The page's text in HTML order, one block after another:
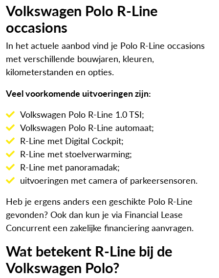
Volkswagen Polo R-Line
occasions
In het actuele aanbod vind je Polo R-Line occasions
met verschillende bouwjaren, kleuren,
kilometerstanden en opties.
Veel voorkomende uitvoeringen zijn:
Volkswagen Polo R-Line 1.0 TSI;
Volkswagen Polo R-Line automaat;
R-Line met Digital Cockpit;
R-Line met stoelverwarming;
R-Line met panoramadak;
uitvoeringen met camera of parkeersensoren.
Heb je ergens anders een geschikte Polo R-Line
gevonden? Ook dan kun je via Financial Lease
Concurrent een zakelijke financiering aanvragen.
Wat betekent R-Line bij de
Volkswagen Polo?